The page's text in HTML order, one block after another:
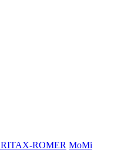
ROMER MoMi